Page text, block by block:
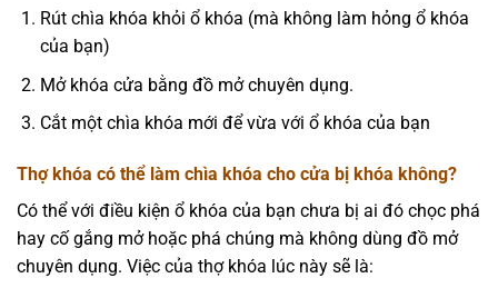
Rút chìa khóa khỏi ổ khóa (mà không làm hỏng ổ khóa
của bạn)
Mở khóa cửa bằng đồ mở chuyên dụng.
Cắt một chìa khóa mới để vừa với ổ khóa của bạn
Thợ khóa có thể làm chìa khóa cho cửa bị khóa không?
Có thể với điều kiện ổ khóa của bạn chưa bị ai đó chọc phá
hay cố gắng mở hoặc phá chúng mà không dùng đồ mở
chuyên dụng. Việc của thợ khóa lúc này sẽ là: